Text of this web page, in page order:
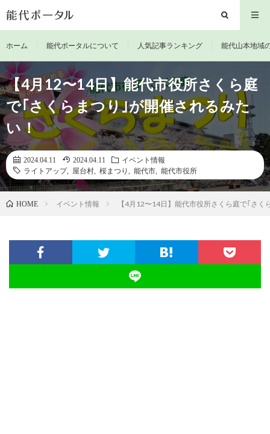
ホーム 能代ポータルについて 人気記事ランキング 能代山本地域
【4月12〜14日】能代市役所さくら庭
で｢さくらまつり｣が開催されるみた
い！
2024.04.11 2024.04.11
イベント情報
ライトアップ, 屋台村 桜まつり 能代市 能代市役所
HOME イベント情報 【4月12〜14日】能代市役所さくら庭で｢さ